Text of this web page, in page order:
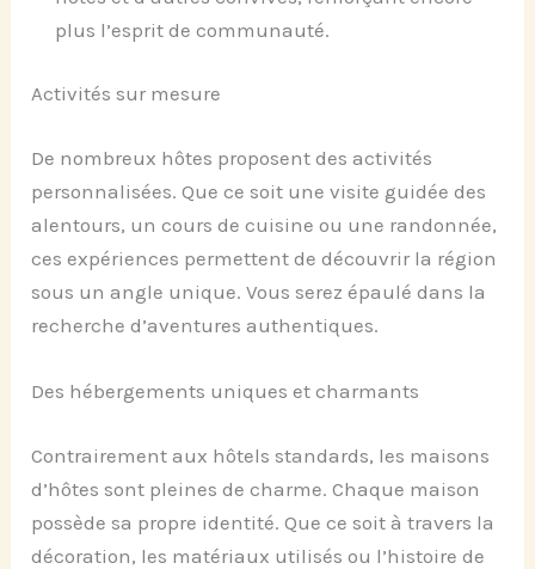
plus l’esprit de communauté.
Activités sur mesure
De nombreux hôtes proposent des activités
personnalisées. Que ce soit une visite guidée des
alentours, un cours de cuisine ou une randonnée,
ces expériences permettent de découvrir la région
sous un angle unique. Vous serez épaulé dans la
recherche d’aventures authentiques.
Des hébergements uniques et charmants
Contrairement aux hôtels standards, les maisons
d’hôtes sont pleines de charme. Chaque maison
possède sa propre identité. Que ce soit à travers la
décoration, les matériaux utilisés ou l’histoire de